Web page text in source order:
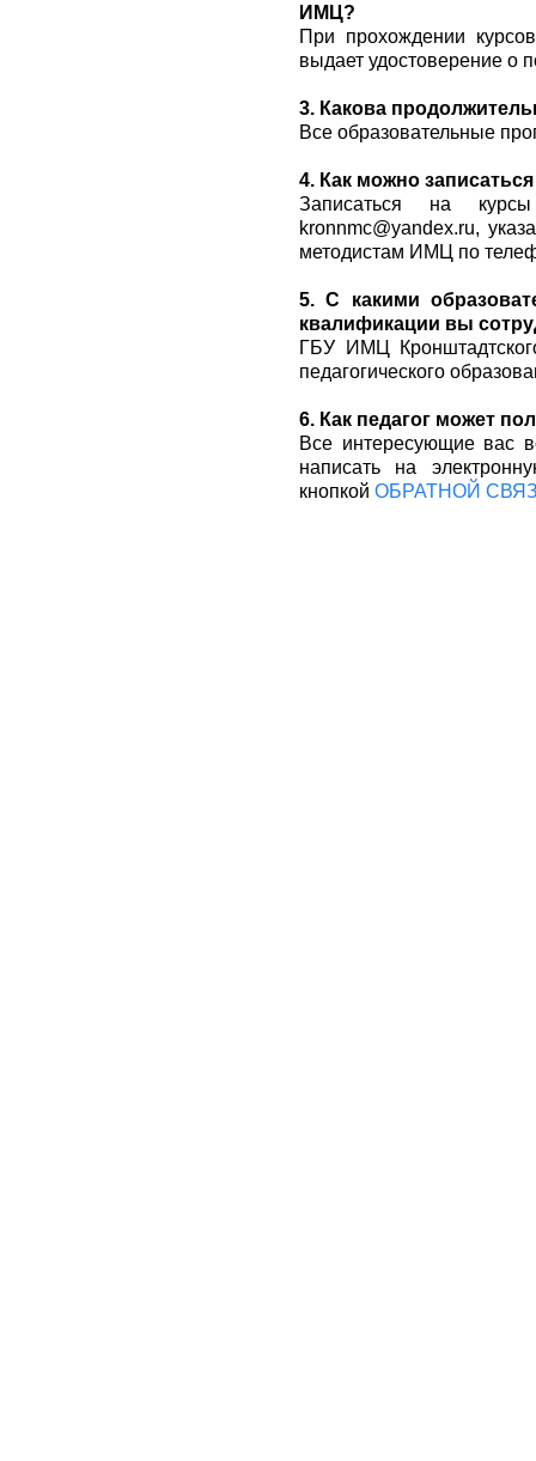
ИМЦ?
При прохождении
выдает удостоверение о
3. Какова
Все образовательные
4. Как можно
Записаться на
kronnmc@yandex.ru,
методистам ИМЦ по
5. С какими
квалификации вы
ГБУ ИМЦ
педагогического
6. Как педагог может
Все интересующие вас
написать на
кнопкой ОБРАТНОЙ